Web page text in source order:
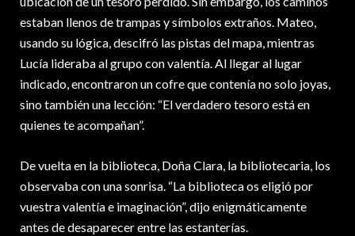
estaban llenos de trampas y símbolos extraños. Mateo,
usando su lógica, descifró las pistas del mapa, mientras
Lucía lideraba al grupo con valentía. Al llegar al lugar
indicado, encontraron un cofre que contenía no solo joyas,
sino también una lección: “El verdadero tesoro está en
quienes te acompañan”.
De vuelta en la biblioteca, Doña Clara, la bibliotecaria, los
observaba con una sonrisa. “La biblioteca os eligió por
vuestra valentía e imaginación”, dijo enigmáticamente
antes de desaparecer entre las estanterías.